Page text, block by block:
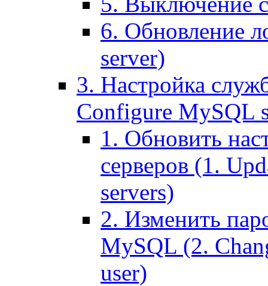
6. Обновление
server)
3. Настройка
Configure MySQL
1. Обновить
серверов (1.
servers)
2. Изменить
MySQL (2.
user)